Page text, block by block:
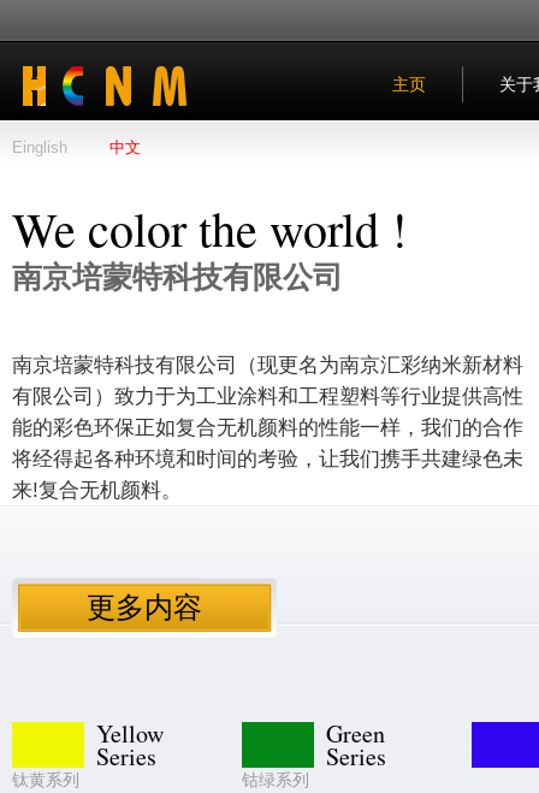
主页 关于
Einglish 中文
We color the world !
南京培蒙特科技有限公司
南京培蒙特科技有限公司（现更名为南京汇彩纳米新材料
有限公司）致力于为工业涂料和工程塑料等行业提供高性
能的彩色环保正如复合无机颜料的性能一样，我们的合作
将经得起各种环境和时间的考验，让我们携手共建绿色未
来!复合无机颜料。
更多内容
Yellow
Series
钛黄系列
Green
Series
钴绿系列